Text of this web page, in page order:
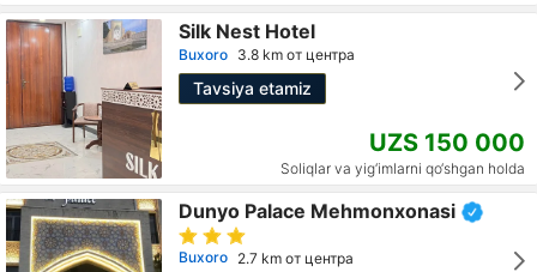
Silk Nest Hotel
Buxoro 3.8 km от центра
Tavsiya etamiz
UZS 150 000
Soliqlar va yig‘imlarni qo‘shgan holda
Dunyo Palace Mehmonxonasi
Buxoro 2.7 km от центра